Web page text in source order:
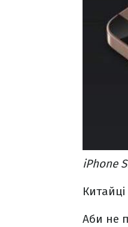
iPhone
Аби не